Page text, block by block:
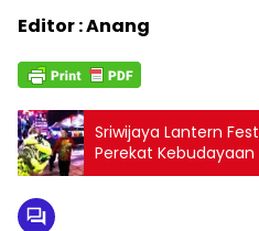
Editor : Anang
Sriwijaya Lantern
Perekat Kebudayaan